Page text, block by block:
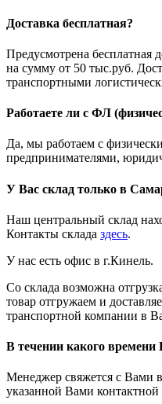
Доставка бесплатная?
Предусмотрена бесплатная
на сумму от 50 тыс.руб.
транспортными
Работаете ли с ФЛ
Да, мы работаем с
предпринимателями,
У Вас склад только в
Наш центральный склад
Контакты склада здесь.
У нас есть офис в г.Кинель.
Со склада возможна
товар отгружаем и
транспортной компании в
В течении какого времени
Менеджер свяжется с Вами
указанной Вами